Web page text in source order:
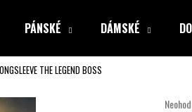
PÁNSKÉ DÁMSKÉ
THE LEGEND BOSS
Co potřebujete najít?